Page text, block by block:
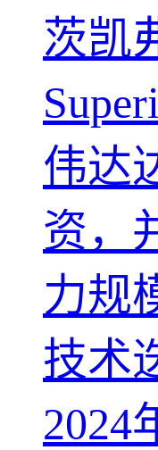
茨凯
伟达
资，
力规
技术
2024